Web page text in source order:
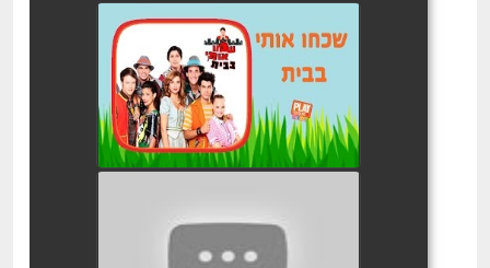
שכחו אותי בבית
watch video
watch video